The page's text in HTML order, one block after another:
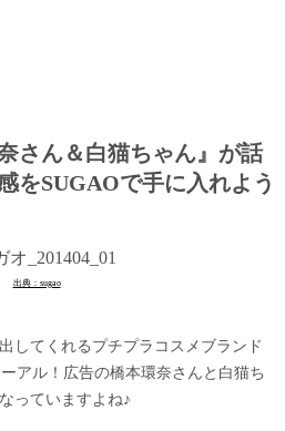
さん＆白猫ちゃん』が話
をSUGAOで手に入れよう
出典：sugao
してくれるプチプラコスメブランド
アル！広告の橋本環奈さんと白猫ち
っていますよね♪